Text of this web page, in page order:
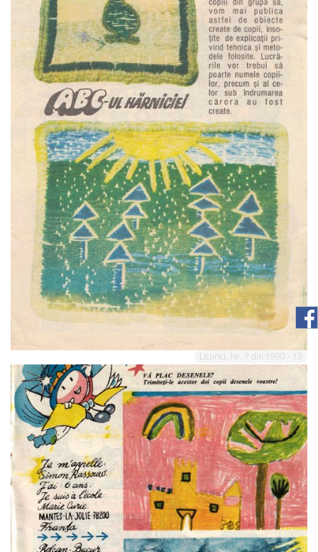
Licurici, Nr. 7 din 1990 - 13